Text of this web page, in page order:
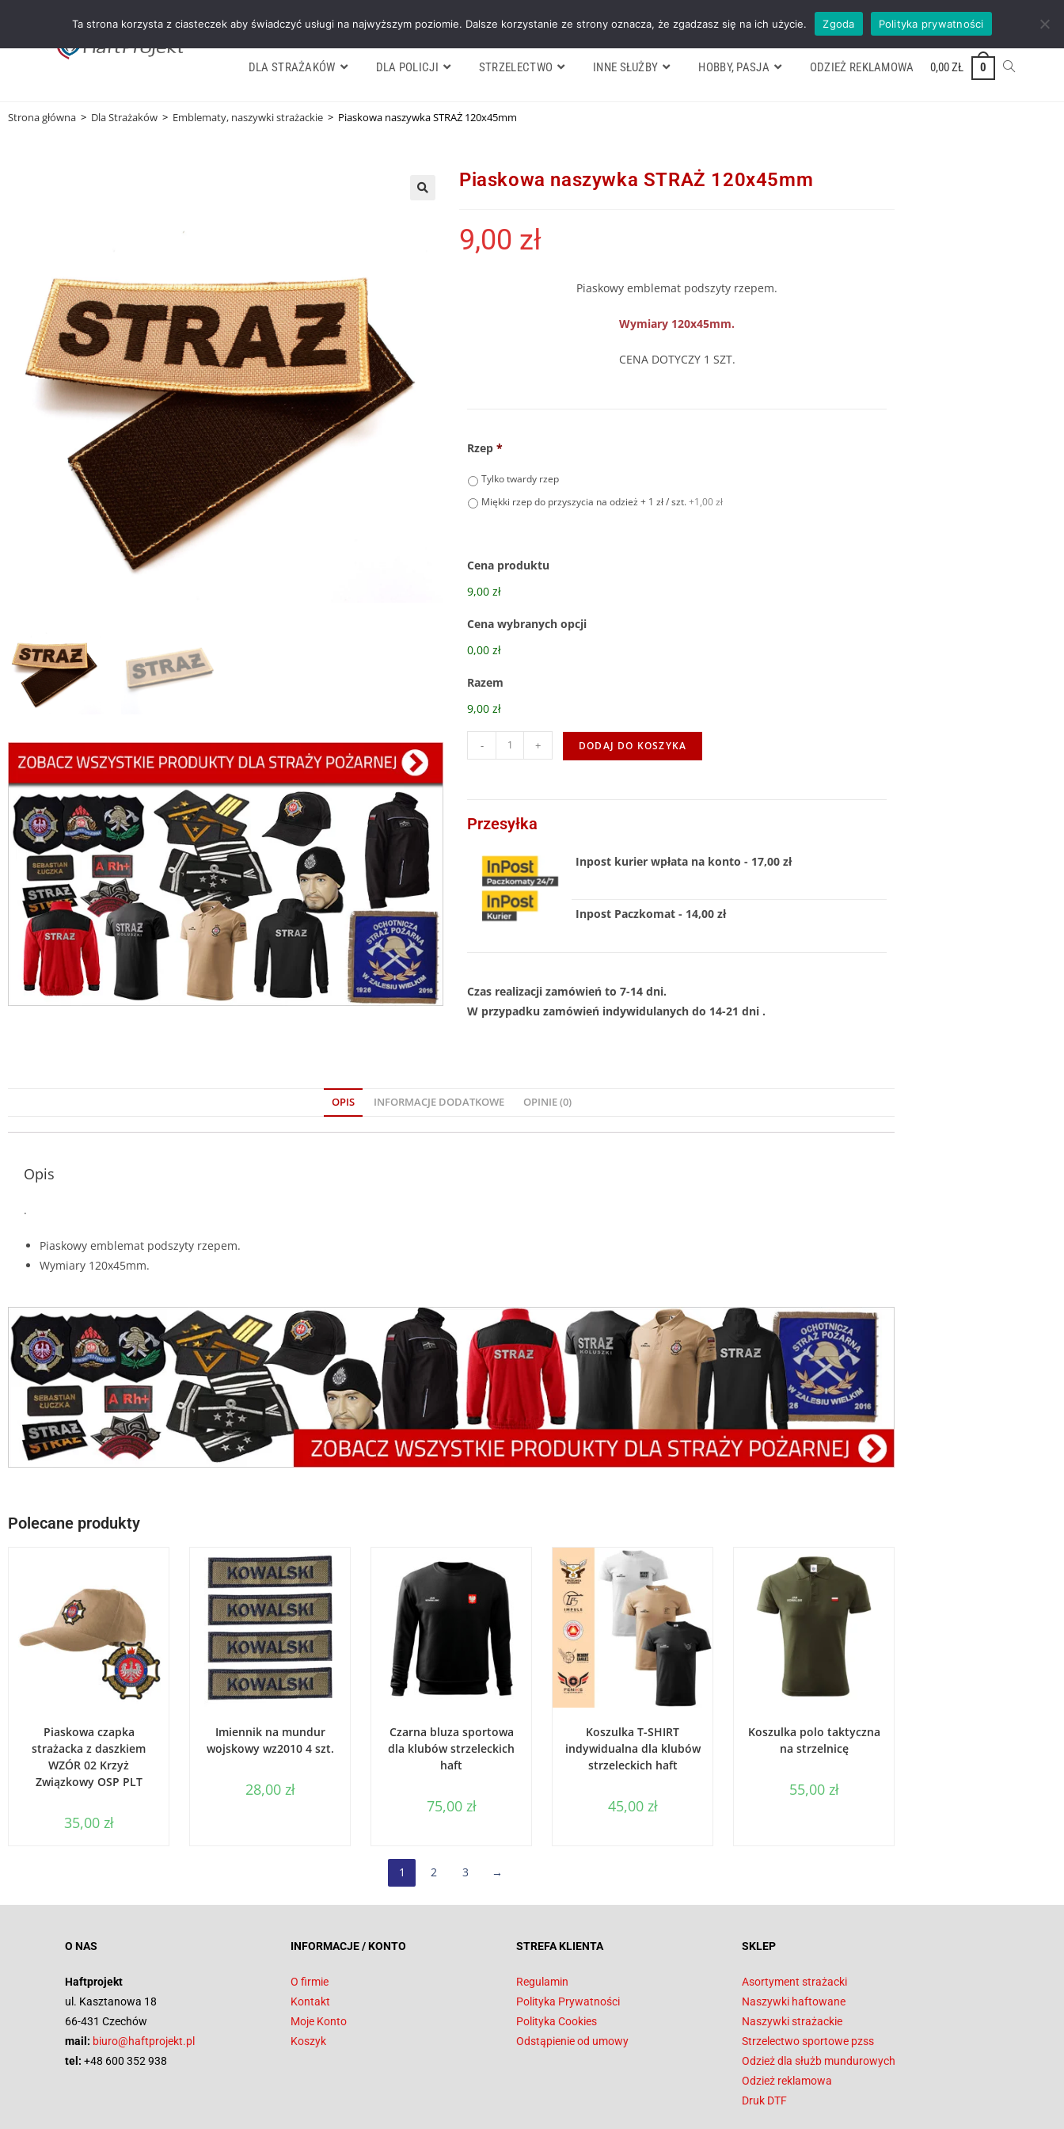
Formularz wyceny Kontakt ZADZWOŃ TEL. 600 352 938
DLA STRAŻAKÓW DLA POLICJI STRZELECTWO INNE SŁUŻBY HOBBY, PASJA ODZIEŻ REKLAMOWA 0,00ZŁ 0
Strona główna > Dla Strażaków > Emblematy, naszywki strażackie > Piaskowa naszywka STRAŻ 120x45mm
Piaskowa naszywka STRAŻ 120x45mm
9,00 zł
Piaskowy emblemat podszyty rzepem.
Wymiary 120x45mm.
CENA DOTYCZY 1 SZT.
Rzep *
Tylko twardy rzep
Miękki rzep do przyszycia na odzież + 1 zł / szt.+1,00 zł
Cena produktu
9,00 zł
Cena wybranych opcji
0,00 zł
Razem
9,00 zł
- + DODAJ DO KOSZYKA
Przesyłka
Inpost kurier wpłata na konto - 17,00 zł
Inpost Paczkomat - 14,00 zł
Czas realizacji zamówień to 7-14 dni.
W przypadku zamówień indywidulanych do 14-21 dni .
OPIS INFORMACJE DODATKOWE OPINIE (0)
Opis
.
Piaskowy emblemat podszyty rzepem.
Wymiary 120x45mm.
Polecane produkty
Piaskowa czapka
strażacka z daszkiem
WZÓR 02 Krzyż
Związkowy OSP PLT
35,00 zł
Imiennik na mundur
wojskowy wz2010 4 szt.
28,00 zł
Czarna bluza sportowa
dla klubów strzeleckich
haft
75,00 zł
Koszulka T-SHIRT
indywidualna dla klubów
strzeleckich haft
45,00 zł
Koszulka polo taktyczna
na strzelnicę
55,00 zł
1 2 3 →
O NAS
Haftprojekt
ul. Kasztanowa 18
66-431 Czechów
mail: biuro@haftprojekt.pl
tel: +48 600 352 938
INFORMACJE / KONTO
O firmie
Kontakt
Moje Konto
Koszyk
STREFA KLIENTA
Regulamin
Polityka Prywatności
Polityka Cookies
Odstąpienie od umowy
SKLEP
Asortyment strażacki
Naszywki haftowane
Naszywki strażackie
Strzelectwo sportowe pzss
Odzież dla służb mundurowych
Odzież reklamowa
Druk DTF
Ta strona korzysta z ciasteczek aby świadczyć usługi na najwyższym poziomie. Dalsze korzystanie ze strony oznacza, że zgadzasz się na ich użycie. Zgoda Polityka prywatności